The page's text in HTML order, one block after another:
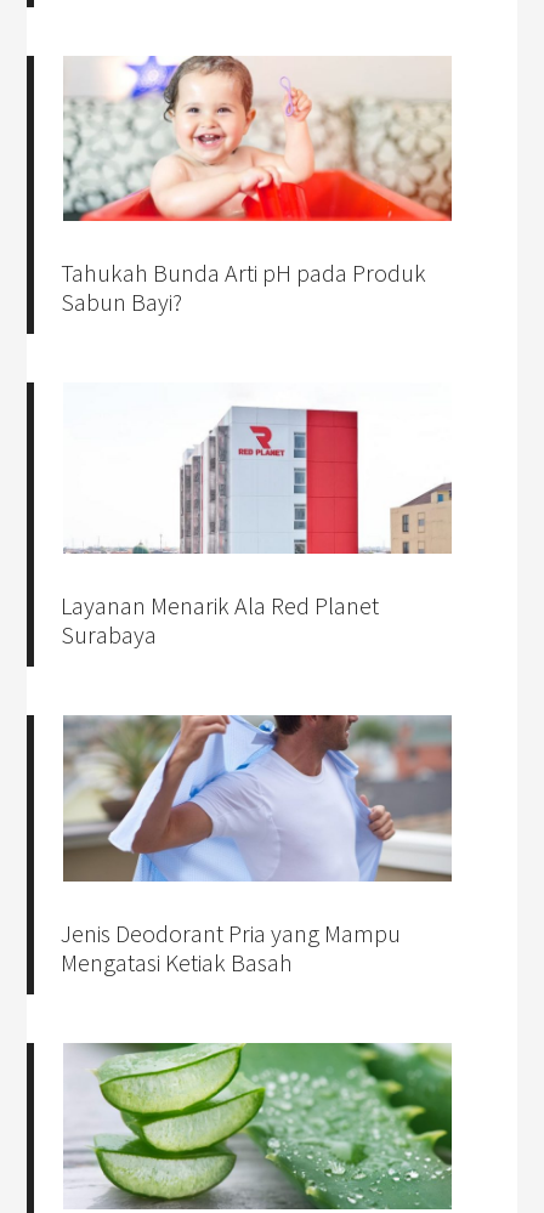
Tahukah Bunda Arti pH pada Produk
Sabun Bayi?
Layanan Menarik Ala Red Planet
Surabaya
Jenis Deodorant Pria yang Mampu
Mengatasi Ketiak Basah